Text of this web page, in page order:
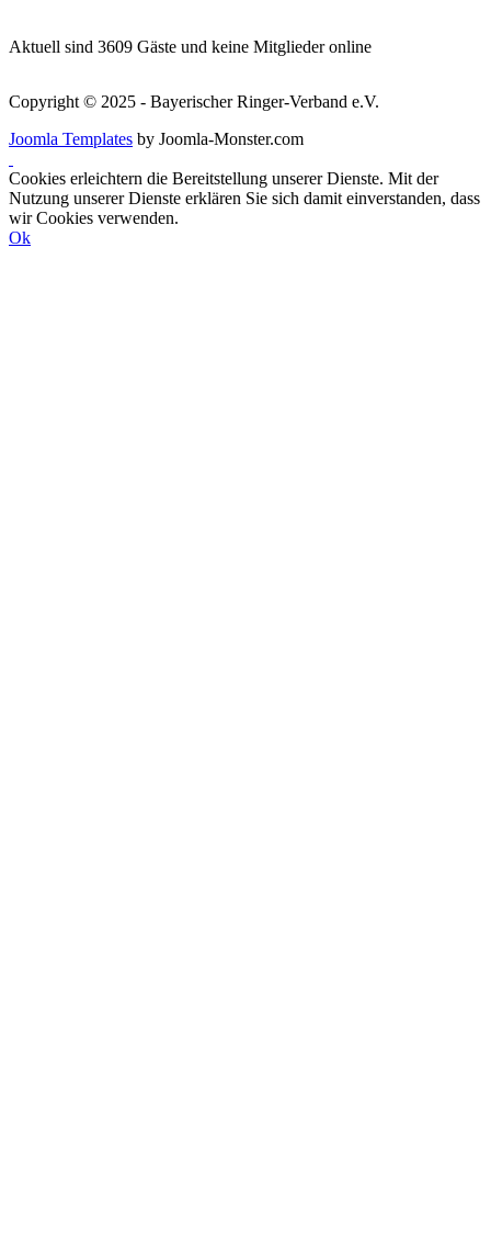
Aktuell sind 3609 Gäste und keine Mitglieder online
Copyright © 2025 - Bayerischer Ringer-Verband e.V.
Joomla Templates by Joomla-Monster.com
Cookies erleichtern die Bereitstellung unserer Dienste. Mit der
Nutzung unserer Dienste erklären Sie sich damit einverstanden, dass
wir Cookies verwenden.
Ok